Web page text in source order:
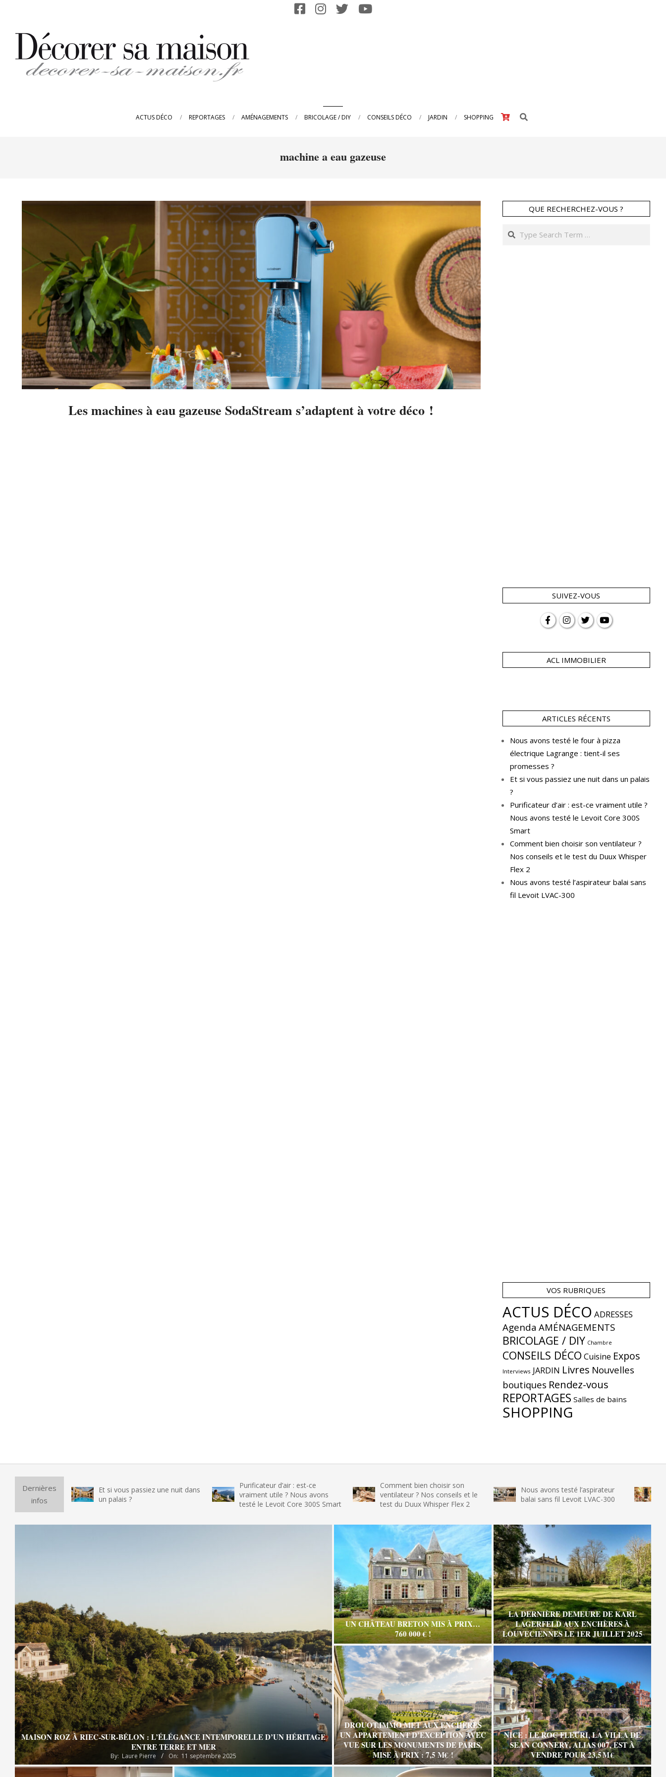
content
ACTUS DÉCO REPORTAGES AMÉNAGEMENTS BRICOLAGE / DIY CONSEILS DÉCO JARDIN SHOPPING Search
machine a eau gazeuse
Les machines à eau gazeuse SodaStream s’adaptent à votre déco !
QUE RECHERCHEZ-VOUS ?
Search
SUIVEZ-VOUS
ACL IMMOBILIER
ARTICLES RÉCENTS
Nous avons testé le four à pizza
électrique Lagrange : tient-il ses
promesses ?
Et si vous passiez une nuit dans un palais
?
Purificateur d’air : est-ce vraiment utile ?
Nous avons testé le Levoit Core 300S
Smart
Comment bien choisir son ventilateur ?
Nos conseils et le test du Duux Whisper
Flex 2
Nous avons testé l’aspirateur balai sans
fil Levoit LVAC-300
VOS RUBRIQUES
ACTUS DÉCO ADRESSES
Agenda AMÉNAGEMENTS
BRICOLAGE / DIY Chambre
CONSEILS DÉCO Cuisine Expos
Interviews JARDIN Livres Nouvelles
boutiques Rendez-vous
REPORTAGES Salles de bains
SHOPPING
Dernières
infos
Et si vous passiez une nuit dans
un palais ?
Purificateur d’air : est-ce
vraiment utile ? Nous avons
testé le Levoit Core 300S Smart
Comment bien choisir son
ventilateur ? Nos conseils et le
test du Duux Whisper Flex 2
Nous avons testé l’aspirateur
balai sans fil Levoit LVAC-300
Nous
glace
MAISON ROZ À RIEC-SUR-BÉLON : L’ÉLÉGANCE INTEMPORELLE D’UN HÉRITAGE
ENTRE TERRE ET MER
By: Laure Pierre On: 11 septembre 2025
UN CHÂTEAU BRETON MIS À PRIX…
760 000 € !
LA DERNIÈRE DEMEURE DE KARL
LAGERFELD AUX ENCHÈRES À
LOUVECIENNES LE 1ER JUILLET 2025
DROUOT.IMMO MET AUX ENCHÈRES
UN APPARTEMENT D’EXCEPTION AVEC
VUE SUR LES MONUMENTS DE PARIS,
MISE À PRIX : 7,5 M€ !
NICE : LE ROC FLEURI, LA VILLA DE
SEAN CONNERY, ALIAS 007, EST À
VENDRE POUR 23,5 M €